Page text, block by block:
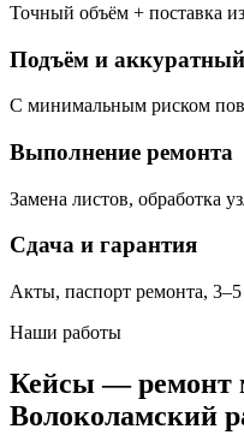
Точный объём + поставка
Подъём и
С минимальным риском
Выполнение ремонта
Замена листов, обработка
Сдача и гарантия
Акты, паспорт ремонта, 3–5
Наши работы
Кейсы — ремонт
Волоколамский